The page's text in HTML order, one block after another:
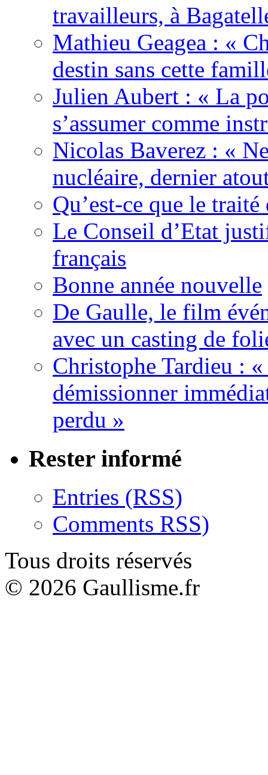
travailleurs, à
Mathieu Geagea : «
destin sans cette
Julien Aubert : « La
s’assumer comme
Nicolas Baverez : «
nucléaire, dernier
Qu’est-ce que le traité
Le Conseil d’Etat
français
Bonne année nouvelle
De Gaulle, le film
avec un casting de
Christophe Tardieu : «
démissionner
perdu »
Rester informé
Entries (RSS)
Comments RSS)
Tous droits réservés
© 2026 Gaullisme.fr